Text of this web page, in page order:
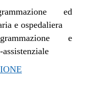
ed
e ospedaliera
e